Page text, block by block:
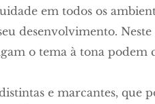
em todos os
desenvolvimento. Neste
o tema à tona
e marcantes, que